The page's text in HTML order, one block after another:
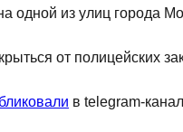
одной из улиц города
от полицейских
в telegram-